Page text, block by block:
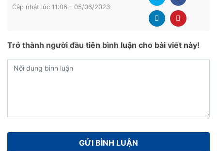
Cập nhật lúc 11:06 - 05/06/2023
Trở thành người đầu tiên bình luận cho bài viết này!